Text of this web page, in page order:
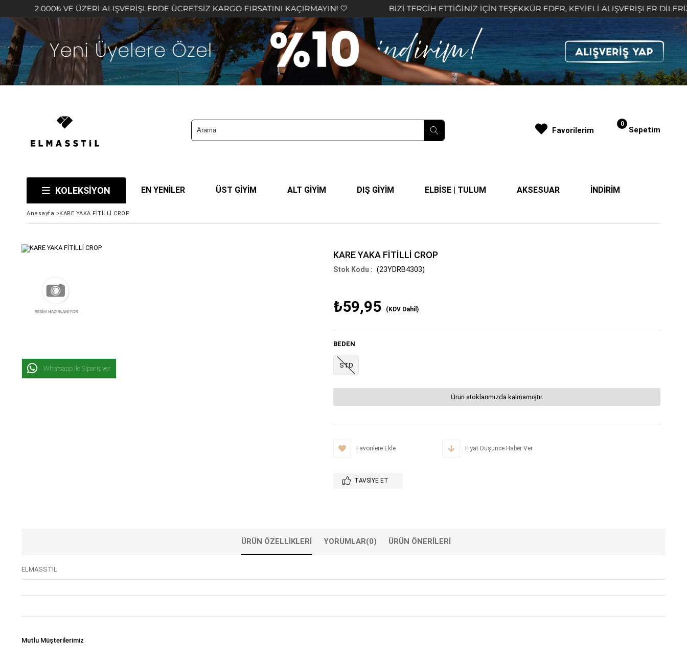
VE ÜZERİ ALIŞVERİŞLERDE ÜCRETSİZ KARGO FIRSATINI KAÇIRMAYIN! 🤍 BİZİ TERCİH ETTİĞİNİZ İÇİN TEŞEKKÜR EDER, KEYİFLİ ALIŞVERİŞLER DİLERİZ 🤍
Sepetim
0
KOLEKSİYON EN YENİLER ÜST GİYİM ALT GİYİM DIŞ GİYİM ELBİSE | TULUM AKSESUAR İNDİRİM
Favorilerim
Anasayfa >KARE YAKA FİTİLLİ CROP
Whatsapp İle Sipariş ver
KARE YAKA FİTİLLİ CROP
(23YDRB4303)
₺59,95 (KDV Dahil)
BEDEN
STD
Ürün stoklarımızda kalmamıştır.
Favorilere Ekle Fiyat Düşünce Haber Ver
TAVSIYE ET
ÜRÜN ÖZELLIKLERI YORUMLAR(0) ÜRÜN ÖNERILERI
ELMASSTİL
Mutlu Müşterilerimiz